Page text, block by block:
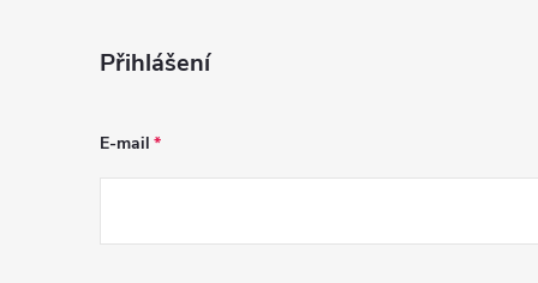
Přihlášení
E-mail